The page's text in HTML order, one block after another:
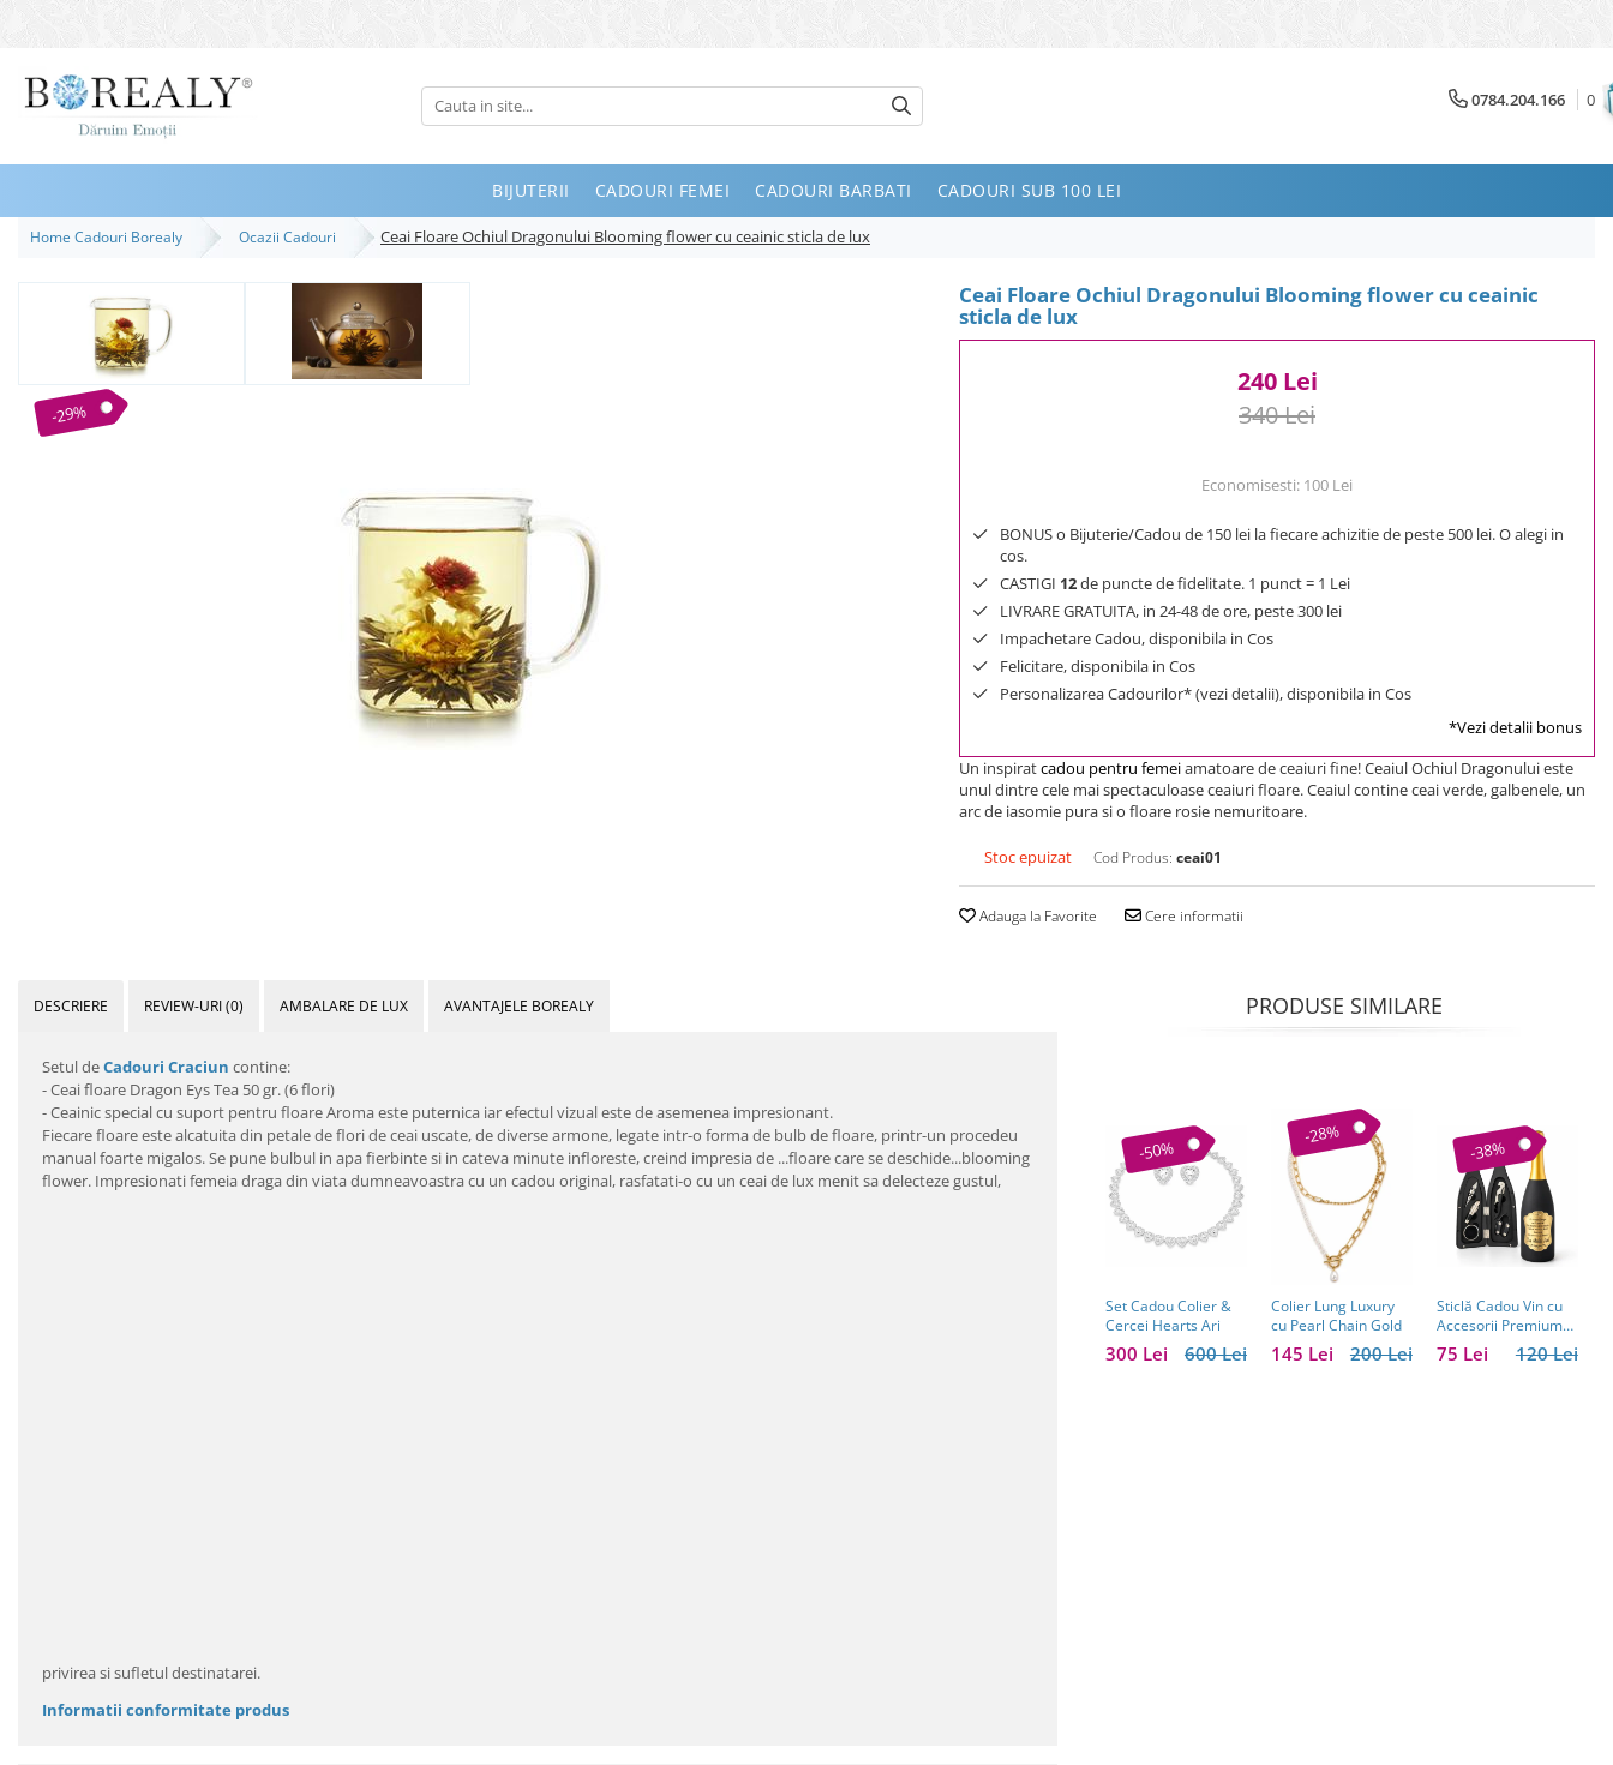
Bijuterii
Inele
Bratari
Destinatari
0784.204.166 0
BIJUTERII CADOURI FEMEI CADOURI BARBATI CADOURI SUB 100 LEI
Home Cadouri Borealy Ocazii Cadouri Ceai Floare Ochiul Dragonului Blooming flower cu ceainic sticla de lux
Ceai Floare Ochiul Dragonului Blooming flower cu ceainic
sticla de lux
-29%
240 Lei
340 Lei
Economisesti: 100 Lei
BONUS o Bijuterie/Cadou de 150 lei la fiecare achizitie de peste 500 lei. O alegi in
cos.
CASTIGI 12de puncte de fidelitate. 1 punct = 1 Lei
LIVRARE GRATUITA, in 24-48 de ore, peste 300 lei
Impachetare Cadou, disponibila in Cos
Felicitare, disponibila in Cos
Personalizarea Cadourilor* (vezi detalii), disponibila in Cos
*Vezi detalii bonus
Un inspiratcadou pentru femeiamatoare de ceaiuri fine! Ceaiul Ochiul Dragonului este
unul dintre cele mai spectaculoase ceaiuri floare. Ceaiul contine ceai verde, galbenele, un
arc de iasomie pura si o floare rosie nemuritoare.
Stoc epuizat Cod Produs: ceai01
Adauga la Favorite Cere informatii
DESCRIERE REVIEW-URI(0) AMBALARE DE LUX AVANTAJELE BOREALY
Setul deCadouri Craciun contine:
- Ceai floare Dragon Eys Tea 50 gr. (6 flori)
- Ceainic special cu suport pentru floare Aroma este puternica iar efectul vizual este de asemenea impresionant.
Fiecare floare este alcatuita din petale de flori de ceai uscate, de diverse armone, legate intr-o forma de bulb de floare, printr-un procedeu
manual foarte migalos. Se pune bulbul in apa fierbinte si in cateva minute infloreste, creind impresia de ...floare care se deschide...blooming
flower. Impresionati femeia draga din viata dumneavoastra cu un cadou original, rasfatati-o cu un ceai de lux menit sa delecteze gustul,
privirea si sufletul destinatarei.
Informatii conformitate produs
PRODUSE SIMILARE
-50%
Set Cadou Colier &
Cercei Hearts Ari
600 Lei
300 Lei
-28%
Colier Lung Luxury
cu Pearl Chain Gold
200 Lei
145 Lei
-38%
Sticlă Cadou Vin cu
Accesorii Premium
Personalizată – Set
Elegant pentru120 Lei
75 Lei